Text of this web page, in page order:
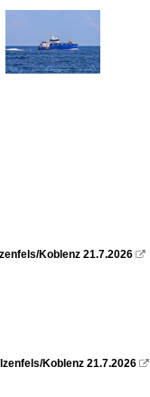
Koblenz 21.7.2026 
Koblenz 21.7.2026 